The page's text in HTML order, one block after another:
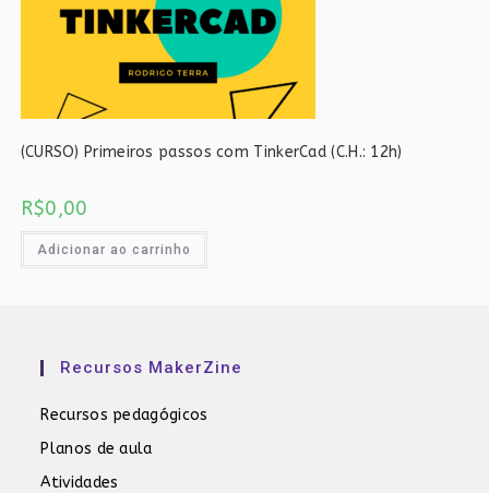
(CURSO) Primeiros passos com TinkerCad (C.H.: 12h)
R$0,00
Adicionar ao carrinho
Recursos MakerZine
Recursos pedagógicos
Planos de aula
Atividades